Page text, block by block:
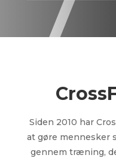
Siden 2010 har
at gøre mennesker
gennem træning,